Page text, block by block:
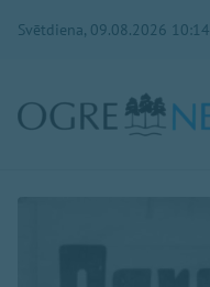
Svētdiena, 09.08.2026 10:14